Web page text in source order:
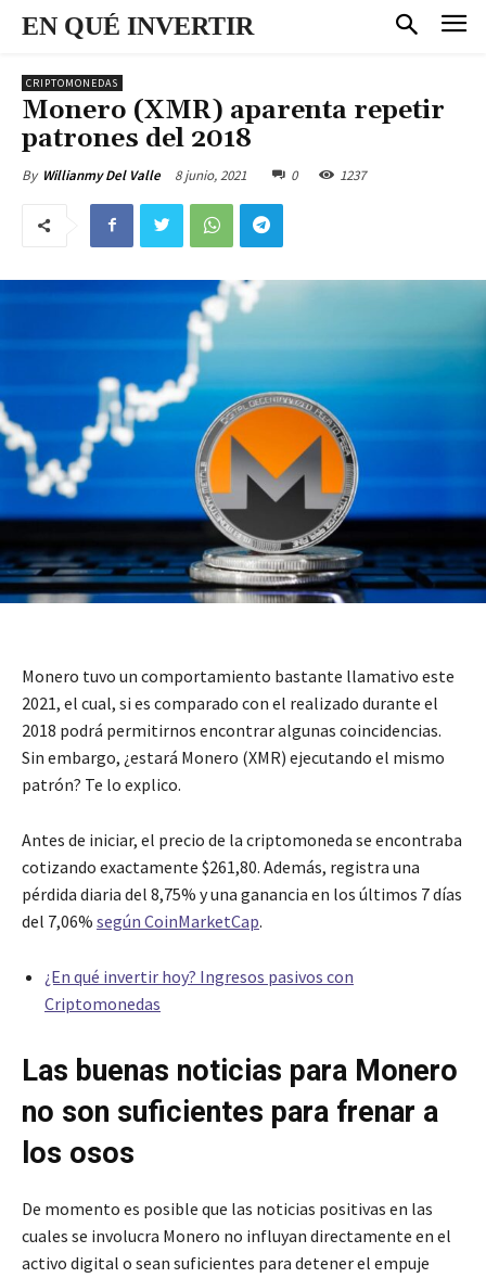
EN QUÉ INVERTIR
CRIPTOMONEDAS
Monero (XMR) aparenta repetir
patrones del 2018
By Willianmy Del Valle 8 junio, 2021 0 1237
Monero tuvo un comportamiento bastante llamativo este
2021, el cual, si es comparado con el realizado durante el
2018 podrá permitirnos encontrar algunas coincidencias.
Sin embargo, ¿estará Monero (XMR) ejecutando el mismo
patrón? Te lo explico.
Antes de iniciar, el precio de la criptomoneda se encontraba
cotizando exactamente $261,80. Además, registra una
pérdida diaria del 8,75% y una ganancia en los últimos 7 días
del 7,06% según CoinMarketCap.
¿En qué invertir hoy? Ingresos pasivos con
Criptomonedas
Las buenas noticias para Monero
no son suficientes para frenar a
los osos
De momento es posible que las noticias positivas en las
cuales se involucra Monero no influyan directamente en el
activo digital o sean suficientes para detener el empuje